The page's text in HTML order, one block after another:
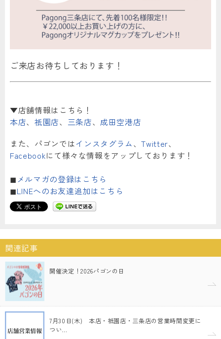
ご来店お待ちしております！
▼店舗情報はこちら！
本店、 祇園店、 三条店、 成田空港店
また、パゴンではインスタグラム、Twitter、
Facebookにて様々な情報をアップしております！
◼︎メルマガの登録はこちら
◼︎LINEへのお友達追加はこちら
関連記事
開催決定！2026パゴンの日
7月30日(木) 本店・祇園店・三条店の営業時間変更に
つい…